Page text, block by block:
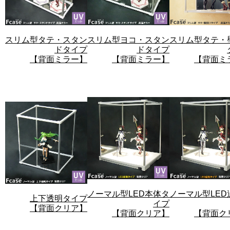
スリム型タテ・スタン
ドタイプ
【背面ミラー】
スリム型ヨコ・スタン
ドタイプ
【背面ミラー】
スリム型タテ・
【背面
上下透明タイプ
【背面クリア】
ノーマル型LED本体タ
イプ
【背面クリア】
ノーマル型LED
【背面